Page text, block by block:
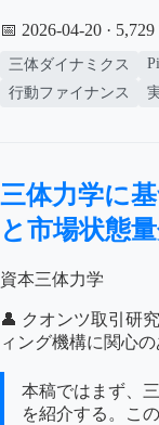
📅 2026-04-20 ·
三体ダイナミクス
行動ファイナンス
三体力学に
と市場状態
資本三体力学
👤 クオンツ取引研
ィング機構に関心
本稿ではまず、
を紹介する。こ